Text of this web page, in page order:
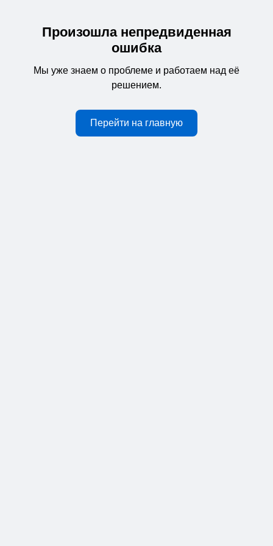
Произошла непредвиденная
ошибка
Мы уже знаем о проблеме и работаем над её
решением.
Перейти на главную